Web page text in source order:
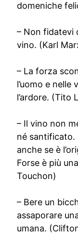
domeniche
– Non fidatevi
vino. (Karl
– La forza
l’uomo e nelle
l’ardore. (Tito
– Il vino non
né santificato.
anche se è
Forse è più
Touchon)
– Bere un
assaporare
umana.